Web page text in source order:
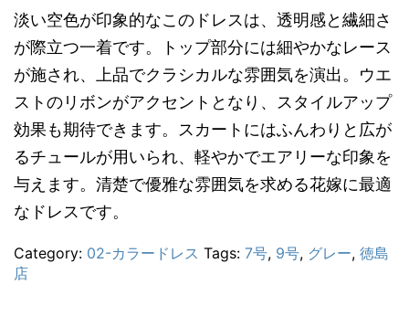
淡い空色が印象的なこのドレスは、透明感と繊細さ
が際立つ一着です。トップ部分には細やかなレース
が施され、上品でクラシカルな雰囲気を演出。ウエ
ストのリボンがアクセントとなり、スタイルアップ
効果も期待できます。スカートにはふんわりと広が
るチュールが用いられ、軽やかでエアリーな印象を
与えます。清楚で優雅な雰囲気を求める花嫁に最適
なドレスです。
Category: 02-カラードレス Tags: 7号, 9号, グレー, 徳島
店